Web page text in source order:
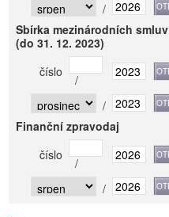
/
Sbírka mezinárodních smluv
(do 31. 12. 2023)
číslo
/
/
Finanční zpravodaj
číslo
/
/